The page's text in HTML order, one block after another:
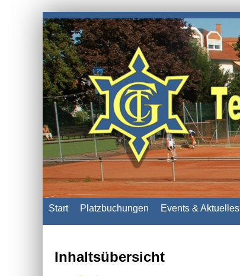
Start Platzbuchungen Events & Aktuelles
Inhaltsübersicht